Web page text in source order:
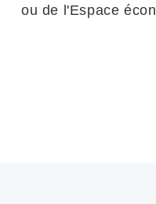
ou de l'Espace